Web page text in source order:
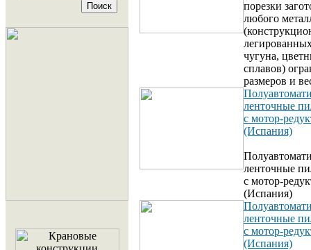
порезки
любого
чугуна,
сплавов)
размеров и
ленточные
с мотор-
(Испания)
ленточные
с мотор-
(Испания)
ленточные
с мотор-
(Испания)